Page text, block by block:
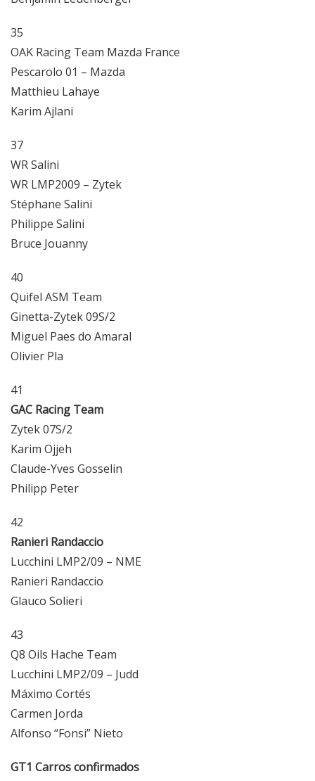
35
OAK Racing Team Mazda France
Pescarolo 01 – Mazda
Matthieu Lahaye
Karim Ajlani
37
WR Salini
WR LMP2009 – Zytek
Stéphane Salini
Philippe Salini
Bruce Jouanny
40
Quifel ASM Team
Ginetta-Zytek 09S/2
Miguel Paes do Amaral
Olivier Pla
41
GAC Racing Team
Zytek 07S/2
Karim Ojjeh
Claude-Yves Gosselin
Philipp Peter
42
Ranieri Randaccio
Lucchini LMP2/09 – NME
Ranieri Randaccio
Glauco Solieri
43
Q8 Oils Hache Team
Lucchini LMP2/09 – Judd
Máximo Cortés
Carmen Jorda
Alfonso “Fonsi” Nieto
GT1 Carros confirmados